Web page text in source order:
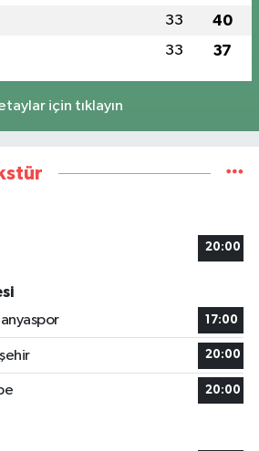
33 40
33 37
için tıklayın
20:00
17:00
20:00
20:00